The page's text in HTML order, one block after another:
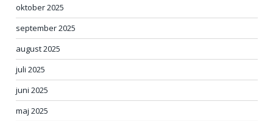
oktober 2025
september 2025
august 2025
juli 2025
juni 2025
maj 2025